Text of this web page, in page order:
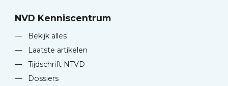
NVD Kenniscentrum
—
Bekijk alles
—
Laatste artikelen
—
Tijdschrift NTVD
—
Dossiers